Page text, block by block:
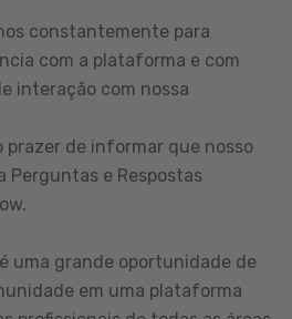
constantemente para
com a plataforma e com
interação com nossa
prazer de informar que nosso
Perguntas e Respostas
uma grande oportunidade de
em uma plataforma